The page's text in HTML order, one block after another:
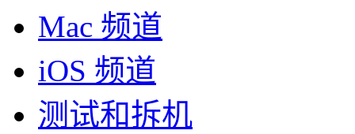
Mac 频道
iOS 频道
测试和拆机